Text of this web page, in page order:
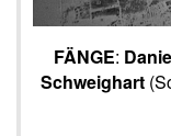
FÄNGE:
Schweighart